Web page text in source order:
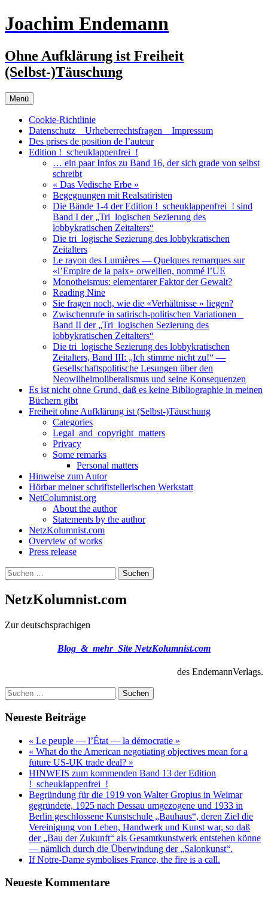
Zum
Inhalt
Joachim Endemann
Ohne Aufklärung ist Freiheit
(Selbst-)Täuschung
Menü
Cookie-Richtlinie
Datenschutz _ Urheberrechtsfragen _ Impressum
Des prises de position de l’auteur
Edition !_scheuklappenfrei_!
… ein paar Infos zu Band 16, der sich grade von selbst
schreibt
« Das Vedische Erbe »
Begegnungen mit Realsatiristen
Die Bände 1-4 der Edition !_scheuklappenfrei_! sind
Band I der „Tri_logischen Sezierung des
lobbykratischen Zeitalters“
Die tri_logische Sezierung des lobbykratischen
Zeitalters
Le rayon des Lumières — Quelques remarques sur
«l’Empire de la paix» orwellien, nommé l’UE
Monotheismus: elementarer Faktor der Gewalt?
Reading Nine
Sie fragen noch, wie die «Verhältnisse » liegen?
Zwischenrufe in satirisch-politischen Variationen _
Band II der „Tri_logischen Sezierung des
lobbykratischen Zeitalters“
Die tri_logische Sezierung des lobbykratischen
Zeitalters, Band III: „Ich stimme nicht zu!“ —
Gesellschaftspolitische Lesungen über den
Neowilhelmoliberalismus und seine Konsequenzen
Es ist nicht ohne Grund, daß es keine Bibliographie in meinen
Büchern gibt
Freiheit ohne Aufklärung ist (Selbst-)Täuschung
Categories
Legal_and_copyright_matters
Privacy
Some remarks
Personal matters
Hinweise zum Autor
Hörbar meiner schriftstellerischen Werkstatt
NetColumnist.org
About the author
Statements by the author
NetzKolumnist.com
Overview of works
Press release
Suchen
nach:
NetzKolumnist.com
Zur deutschsprachigen
Blog_&_mehr_Site NetzKolumnist.com
des EndemannVerlags.
Suchen
nach:
Neueste Beiträge
« Le peuple — l’État — la démocratie »
« What do the American negotiating objectives mean for a
future US-UK trade deal? »
HINWEIS zum kommenden Band 13 der Edition
!_scheuklappenfrei_!
Begründung für die 1919 von Walter Gropius in Weimar
gegründete, 1925 nach Dessau umgezogene und 1933 in
Berlin geschlossene Kunstschule „Bauhaus“, deren Ziel die
Vereinigung von Leben, Handwerk und Kunst war, so daß
der „Bau der Zukunft“ als Gesamtkunstwerk entstehen könne
— nämlich durch die Überwindung der „Salonkunst“.
If Notre-Dame symbolises France, the fire is a call.
Neueste Kommentare